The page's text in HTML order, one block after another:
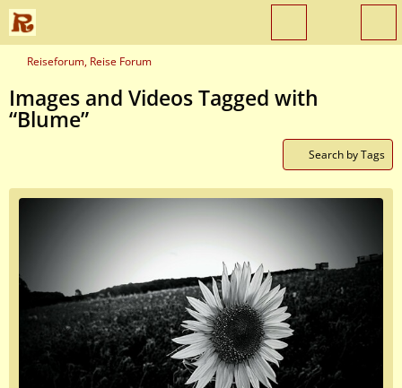
Reiseforum, Reise Forum
Images and Videos Tagged with
“Blume”
Search by Tags